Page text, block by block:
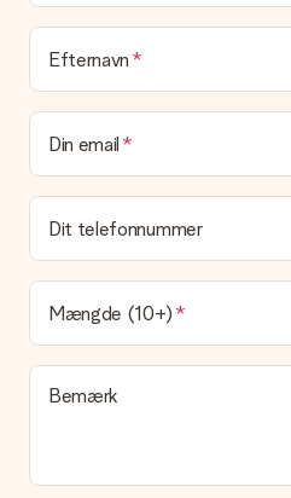
Leveringstid,
leveringsomkostninger
Kan jeg vælge en leveringsdato?
Det er ikke muligt at vælge en
Hvad er leveringstiden, og
gave?
Leveringstiden findes på gavens
at vores postfirma leverer din
Hvilke leveringsmuligheder kan
I øjeblikket er det ikke (endnu)
leveringsindstilling. Den gave, du
en pakke eller som postkasse
hvilken måde din ordre sendes
Efternavn
Din email
Dit telefonnummer
Mængde (10+)
Bemærk